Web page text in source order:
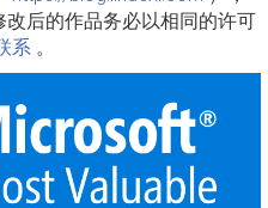
后的作品务必以相同的许可
系 。